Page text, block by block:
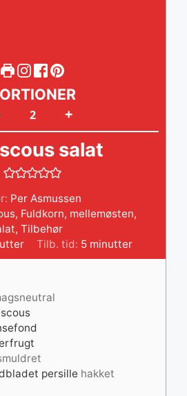
+
salat
Per Asmussen
, Fuldkorn, mellemøsten,
,Tilbehør
Tilb. tid: 5minutter
minutter
persille hakket